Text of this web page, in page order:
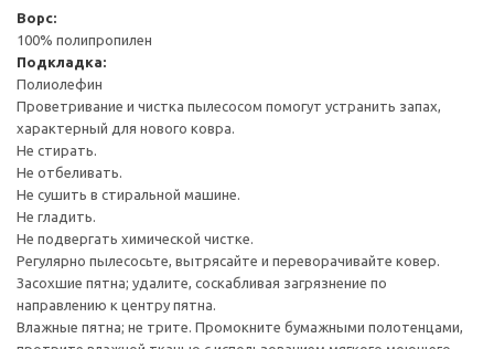
Ворс:
100% полипропилен
Подкладка:
Полиолефин
Проветривание и чистка пылесосом помогут устранить запах,
характерный для нового ковра.
Не стирать.
Не отбеливать.
Не сушить в стиральной машине.
Не гладить.
Не подвергать химической чистке.
Регулярно пылесосьте, вытрясайте и переворачивайте ковер.
Засохшие пятна; удалите, соскабливая загрязнение по
направлению к центру пятна.
Влажные пятна; не трите. Промокните бумажными полотенцами,